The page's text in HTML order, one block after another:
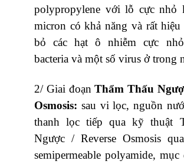
polypropylene với lỗ cực nhỏ
micron có khả năng và rất
bỏ các hạt ô nhiễm cực
bacteria và một số virus ở trong
2/ Giai đoạnThẩm Thấu
Osmosis: sau vi lọc, nguồn
thanh lọc tiếp qua kỹ thuật
Ngược / Reverse Osmosis
semipermeable polyamide,